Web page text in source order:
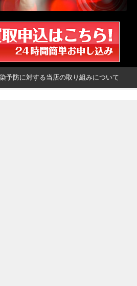
予防に対する当店の取り組みについて